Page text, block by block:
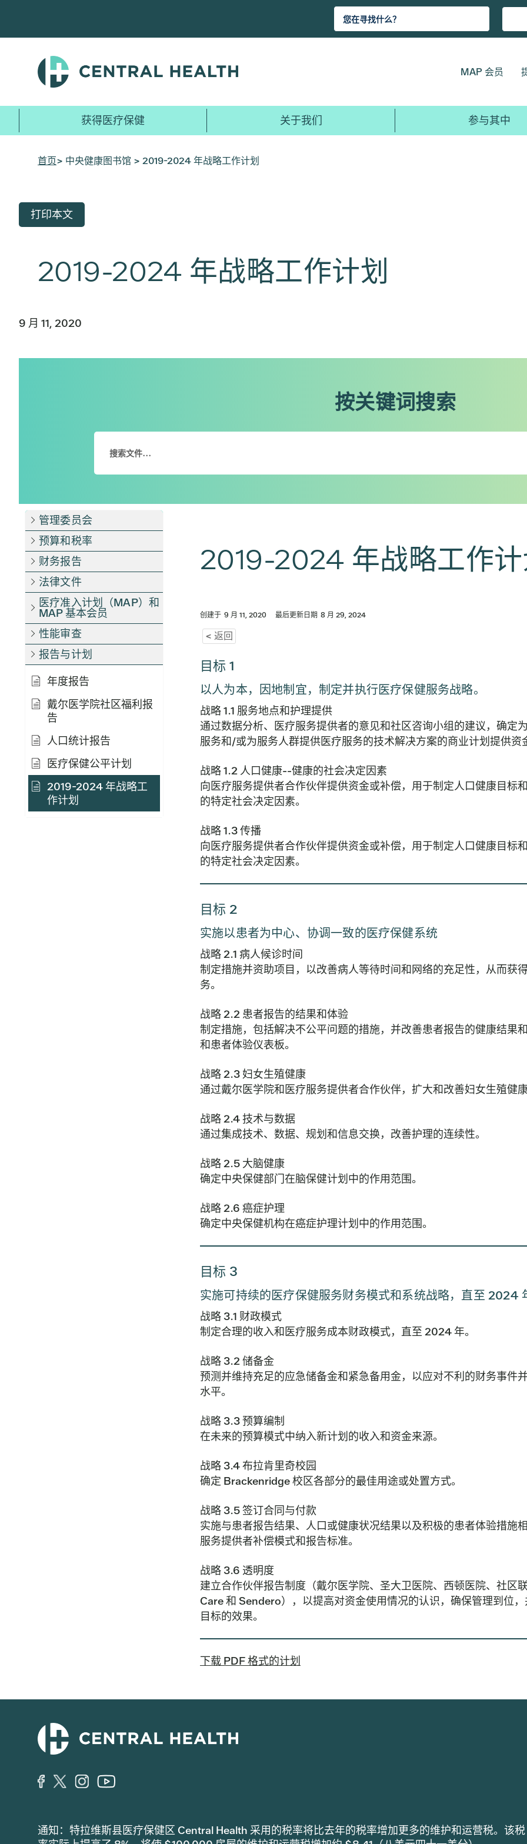
主
MAP 会员
获得医疗保健 关于我们 参与其中
首页> 中央健康图书馆 > 2019-2024 年战略工作计划
打印本文
2019-2024 年战略工作计划
9 月 11, 2020
按关键词搜索
管理委员会
预算和税率
财务报告
法律文件
医疗准入计划（MAP）和
MAP 基本会员
性能审查
报告与计划
年度报告
戴尔医学院社区福利报
告
人口统计报告
医疗保健公平计划
2019-2024 年战略工
作计划
2019-2024 年战略工作计
创建于 9 月 11, 2020 最后更新日期 8 月 29, 2024
< 返回
目标 1
以人为本，因地制宜，制定并执行医疗保健服务战略。
战略 1.1 服务地点和护理提供
通过数据分析、医疗服务提供者的意见和社区咨询小组的建议，确定
服务和/或为服务人群提供医疗服务的技术解决方案的商业计划提供资
战略 1.2 人口健康--健康的社会决定因素
向医疗服务提供者合作伙伴提供资金或补偿，用于制定人口健康目标
的特定社会决定因素。
战略 1.3 传播
向医疗服务提供者合作伙伴提供资金或补偿，用于制定人口健康目标
的特定社会决定因素。
目标 2
实施以患者为中心、协调一致的医疗保健系统
战略 2.1 病人候诊时间
制定措施并资助项目，以改善病人等待时间和网络的充足性，从而获
务。
战略 2.2 患者报告的结果和体验
制定措施，包括解决不公平问题的措施，并改善患者报告的健康结果
和患者体验仪表板。
战略 2.3 妇女生殖健康
通过戴尔医学院和医疗服务提供者合作伙伴，扩大和改善妇女生殖健康
战略 2.4 技术与数据
通过集成技术、数据、规划和信息交换，改善护理的连续性。
战略 2.5 大脑健康
确定中央保健部门在脑保健计划中的作用范围。
战略 2.6 癌症护理
确定中央保健机构在癌症护理计划中的作用范围。
目标 3
实施可持续的医疗保健服务财务模式和系统战略，直至 2024
战略 3.1 财政模式
制定合理的收入和医疗服务成本财政模式，直至 2024 年。
战略 3.2 储备金
预测并维持充足的应急储备金和紧急备用金，以应对不利的财务事件
水平。
战略 3.3 预算编制
在未来的预算模式中纳入新计划的收入和资金来源。
战略 3.4 布拉肯里奇校园
确定 Brackenridge 校区各部分的最佳用途或处置方式。
战略 3.5 签订合同与付款
实施与患者报告结果、人口或健康状况结果以及积极的患者体验措施
服务提供者补偿模式和报告标准。
战略 3.6 透明度
建立合作伙伴报告制度（戴尔医学院、圣大卫医院、西顿医院、社区
Care 和 Sendero），以提高对资金使用情况的认识，确保管理到位
目标的效果。
下载 PDF 格式的计划
通知：特拉维斯县医疗保健区 Central Health 采用的税率将比去年的税率增加更多的维护和运营税。该税